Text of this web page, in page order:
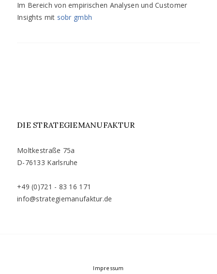
Im Bereich von empirischen Analysen und Customer
Insights mit sobr gmbh
DIE STRATEGIEMANUFAKTUR
Moltkestraße 75a
D-76133 Karlsruhe
+49 (0)721 - 83 16 171
info@strategiemanufaktur.de
Impressum